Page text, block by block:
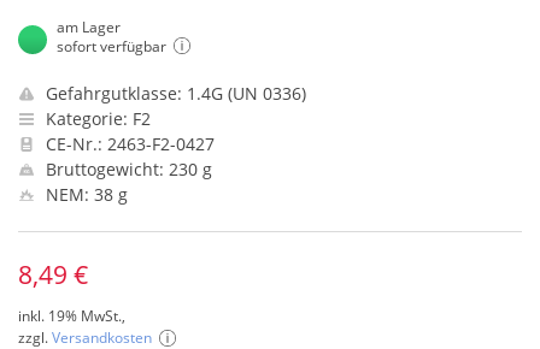
am Lager
sofort verfügbar
Gefahrgutklasse: 1.4G (UN 0336)
Kategorie: F2
CE-Nr.: 2463-F2-0427
Bruttogewicht: 230 g
NEM: 38 g
8,49 €
inkl. 19% MwSt.,
zzgl.Versandkosten